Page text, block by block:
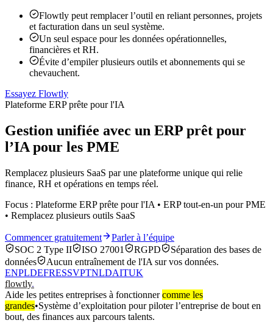
Flowtly peut remplacer l’outil en reliant personnes, projets
et facturation dans un seul système.
Un seul espace pour les données opérationnelles,
financières et RH.
Évite d’empiler plusieurs outils et abonnements qui se
chevauchent.
Essayez Flowtly
Plateforme ERP prête pour l'IA
Gestion unifiée avec un ERP prêt pour
l’IA pour les PME
Remplacez plusieurs SaaS par une plateforme unique qui relie
finance, RH et opérations en temps réel.
Focus : Plateforme ERP prête pour l'IA • ERP tout-en-un pour PME
• Remplacez plusieurs outils SaaS
Commencer gratuitement
Parler à l’équipe
SOC 2 Type II
ISO 27001 RGPD
Séparation des bases de
données
Aucun entraînement de l'IA sur vos données.
ENPLDEFRESSVPTNLDAITUK
flowtly.
Aide les petites entreprises à fonctionnercomme les
grandes•Système d’exploitation pour piloter l’entreprise de bout en
bout, des finances aux parcours talents.